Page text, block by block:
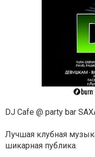
DJ Cafe @ party bar
Лучшая клубная
шикарная публика.